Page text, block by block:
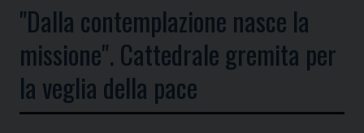
"Dalla contemplazione nasce la
missione". Cattedrale gremita per
la veglia della pace